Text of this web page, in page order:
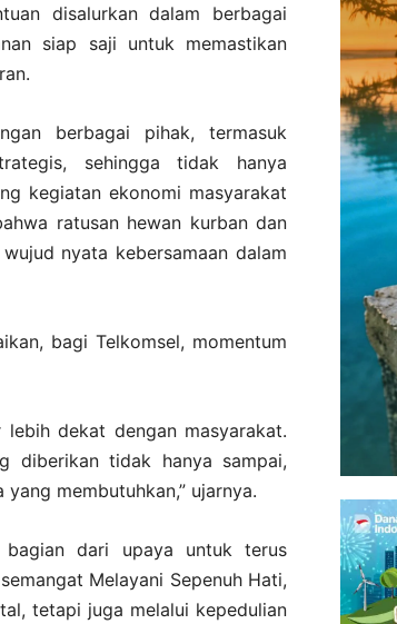
disalurkan dalam berbagai
siap saji untuk memastikan
berbagai pihak, termasuk
sehingga tidak hanya
kegiatan ekonomi masyarakat
ratusan hewan kurban dan
nyata kebersamaan dalam
bagi Telkomsel, momentum
dekat dengan masyarakat.
diberikan tidak hanya sampai,
membutuhkan,” ujarnya.
bagian dari upaya untuk terus
Melayani Sepenuh Hati,
tetapi juga melalui kepedulian